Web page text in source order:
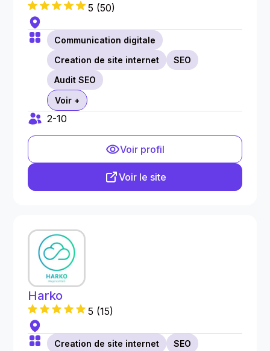
5 (50)
Communication digitale
Creation de site internet
SEO
Audit SEO
Voir +
2-10
Voir profil
Voir le site
Harko
5 (15)
Creation de site internet SEO